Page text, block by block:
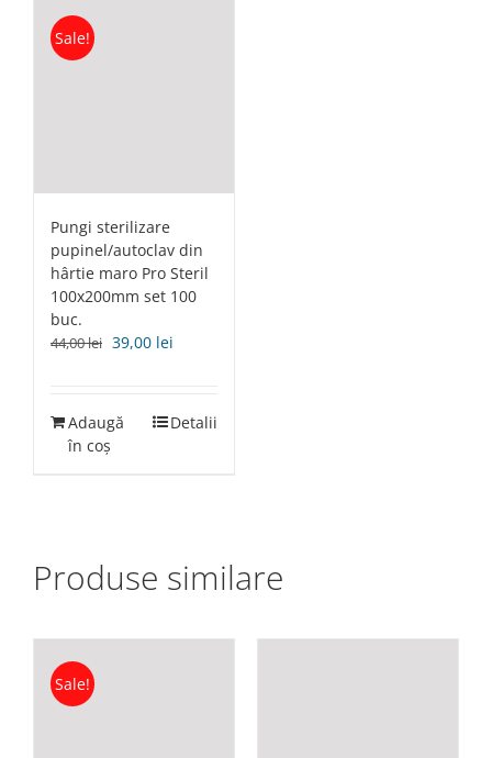
Sale!
Pungi sterilizare
pupinel/autoclav din
hârtie maro Pro Steril
100x200mm set 100
buc.
44,00lei Prețul
44,00 lei.
39,00 lei
Adaugă
în coș
Detalii
Produse similare
Sale!